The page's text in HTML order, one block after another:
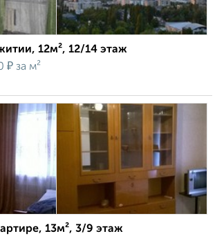
12м², 12/14 этаж
₽ за м²
13м², 3/9 этаж